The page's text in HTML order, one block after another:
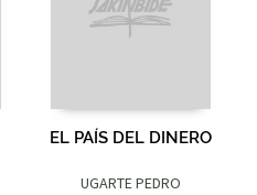
EL PAÍS DEL DINERO
UGARTE PEDRO